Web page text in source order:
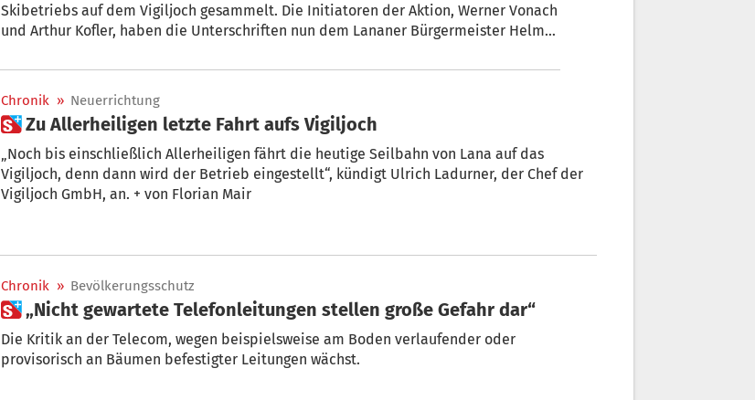
Skibetriebs auf dem Vigiljoch gesammelt. Die Initiatoren der Aktion, Werner Vonach
und Arthur Kofler, haben die Unterschriften nun dem Lananer Bürgermeister Helmut
Chronik » Neuerrichtung
 Zu Allerheiligen letzte Fahrt aufs Vigiljoch
„Noch bis einschließlich Allerheiligen fährt die heutige Seilbahn von Lana auf das
Vigiljoch, denn dann wird der Betrieb eingestellt“, kündigt Ulrich Ladurner, der Chef der
Vigiljoch GmbH, an. + von Florian Mair
Chronik » Bevölkerungsschutz
 „Nicht gewartete Telefonleitungen stellen große Gefahr dar“
Die Kritik an der Telecom, wegen beispielsweise am Boden verlaufender oder
provisorisch an Bäumen befestigter Leitungen wächst.